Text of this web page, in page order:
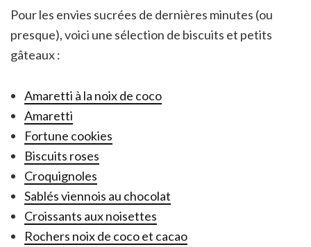
Pour les envies sucrées de dernières minutes (ou
presque), voici une sélection de biscuits et petits
gâteaux :
Amaretti à la noix de coco
Amaretti
Fortune cookies
Biscuits roses
Croquignoles
Sablés viennois au chocolat
Croissants aux noisettes
Rochers noix de coco et cacao